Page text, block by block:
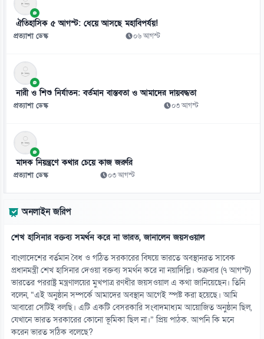
১০
শেখ হাসিনাকে ফিরিয়ে আনতে দেরি কেন, প্রশ্ন শফিকুর রহমানের
১১
জুলাইয়ের ‘নীরব বিপ্লবীদের’ প্রতি নাহিদের কৃতজ্ঞতা
০৭ আগস্ট
১২
এআইয়ের প্রভাবে উন্নত দেশে চাকরি হারানোর ঝুঁকি বেশি
০৭ আগস্ট
০৭ আগস্ট
১৪
৪১ বছরের ইতিহাসে প্রথমবার সৌদি তেল আমদানি বন্ধ যুক্তরাষ্ট্রের
০৭ আগস্ট
১৫
সৌদিতে ইরানপন্থিদের দ্বিমুখী হামলার আশঙ্কা
০৭ আগস্ট
ঐতিহাসিক ৫ আগস্ট: ধেয়ে আসছে মহাবিপর্যয়!
প্রত্যাশা ডেস্ক ০৬ আগস্ট
নারী ও শিশু নির্যাতন: বর্তমান বাস্তবতা ও আমাদের দায়বদ্ধতা
প্রত্যাশা ডেস্ক ০৩ আগস্ট
মাদক নিয়ন্ত্রণে কথার চেয়ে কাজ জরুরি
প্রত্যাশা ডেস্ক ০৩ আগস্ট
অনলাইন জরিপ
শেখ হাসিনার বক্তব্য সমর্থন করে না ভারত, জানালেন জয়সওয়াল
বাংলাদেশের বর্তমান বৈধ ও গঠিত সরকারের বিষয়ে ভারতে অবস্থানরত সাবেক
প্রধানমন্ত্রী শেখ হাসিনার দেওয়া বক্তব্য সমর্থন করে না নয়াদিল্লি। শুক্রবার (৭ আগস্ট)
ভারতের পররাষ্ট্র মন্ত্রণালয়ের মুখপাত্র রণধীর জয়সওয়াল এ কথা জানিয়েছেন। তিনি
বলেন, “এই অনুষ্ঠান সম্পর্কে আমাদের অবস্থান আগেই স্পষ্ট করা হয়েছে। আমি
আবারো সেটিই বলছি। এটি একটি বেসরকারি সংবাদমাধ্যম আয়োজিত অনুষ্ঠান ছিল,
যেখানে ভারত সরকারের কোনো ভূমিকা ছিল না।” প্রিয় পাঠক. আপনি কি মনে
করেন ভারত সঠিক বলেছে?